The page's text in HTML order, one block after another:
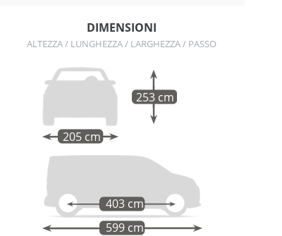
DIMENSIONI
ALTEZZA / LUNGHEZZA / LARGHEZZA / PASSO
205 cm
253 cm
599 cm
403 cm